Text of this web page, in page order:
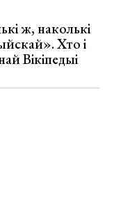
ж, наколькі
Хто і
Вікіпедыі